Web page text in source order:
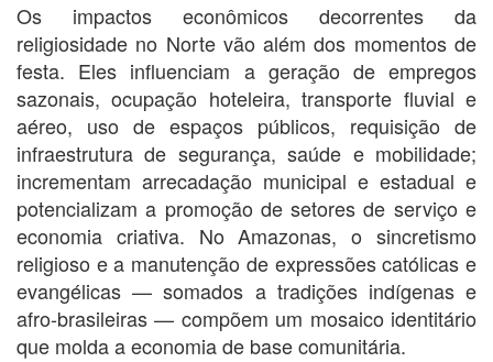
Os impactos econômicos decorrentes da
religiosidade no Norte vão além dos momentos de
festa. Eles influenciam a geração de empregos
sazonais, ocupação hoteleira, transporte fluvial e
aéreo, uso de espaços públicos, requisição de
infraestrutura de segurança, saúde e mobilidade;
incrementam arrecadação municipal e estadual e
potencializam a promoção de setores de serviço e
economia criativa. No Amazonas, o sincretismo
religioso e a manutenção de expressões católicas e
evangélicas — somados a tradições indígenas e
afro-brasileiras — compõem um mosaico identitário
que molda a economia de base comunitária.